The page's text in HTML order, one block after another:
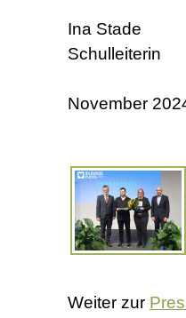
Ina Stade
Schulleiterin
November
Weiter zur